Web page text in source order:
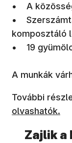
• A
•
komposztáló
• 19
A munkák
További
olvashatók.
Zajlik a